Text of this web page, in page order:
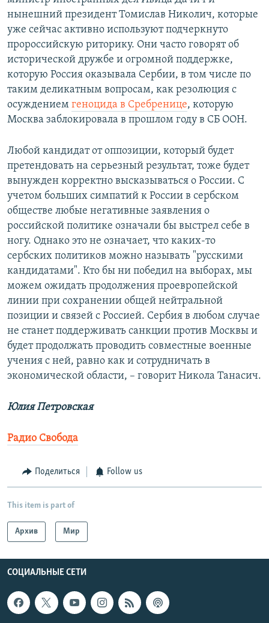
нынешний президент Томислав Николич, которые
уже сейчас активно используют подчеркнуто
пророссийскую риторику. Они часто говорят об
исторической дружбе и огромной поддержке,
которую Россия оказывала Сербии, в том числе по
таким деликатным вопросам, как резолюция с
осуждением геноцида в Сребренице, которую
Москва заблокировала в прошлом году в СБ ООН.
Любой кандидат от оппозиции, который будет
претендовать на серьезный результат, тоже будет
вынужден корректно высказываться о России. С
учетом больших симпатий к России в сербском
обществе любые негативные заявления о
российской политике означали бы выстрел себе в
ногу. Однако это не означает, что каких-то
сербских политиков можно называть "русскими
кандидатами". Кто бы ни победил на выборах, мы
можем ожидать продолжения проевропейской
линии при сохранении общей нейтральной
позиции и связей с Россией. Сербия в любом случае
не станет поддерживать санкции против Москвы и
будет продолжать проводить совместные военные
учения с ней, равно как и сотрудничать в
экономической области, – говорит Никола Танасич.
Юлия Петровская
Радио Свобода
Поделиться Follow us
This item is part of
Архив Мир
СОЦИАЛЬНЫЕ СЕТИ